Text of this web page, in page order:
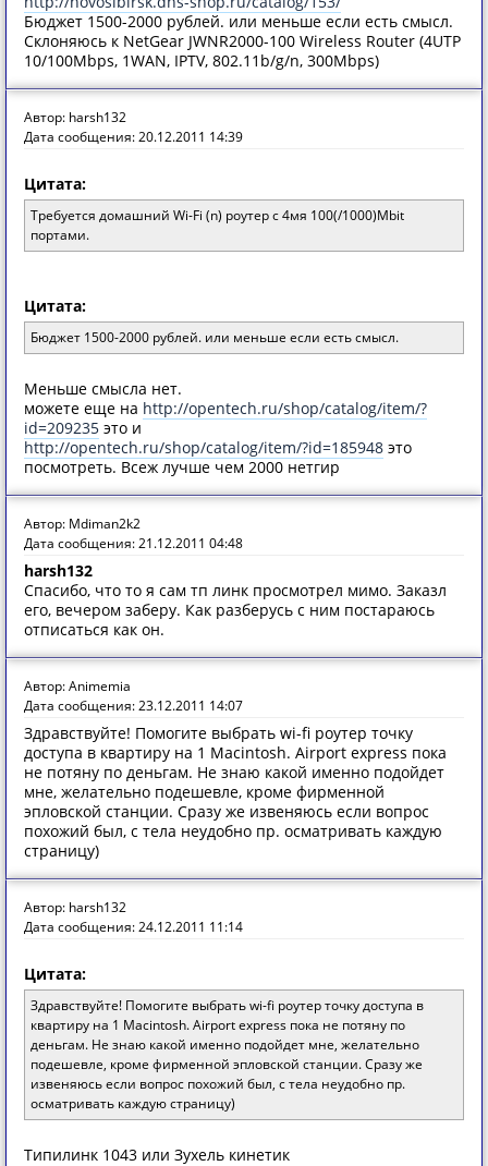
Бюджет 1500-2000 рублей. или меньше если есть смысл.
Склоняюсь к NetGear JWNR2000-100 Wireless Router (4UTP
10/100Mbps, 1WAN, IPTV, 802.11b/g/n, 300Mbps)
Автор: harsh132
Дата сообщения: 20.12.2011 14:39
Цитата:
Требуется домашний Wi-Fi (n) роутер с 4мя 100(/1000)Mbit
портами.
Цитата:
Бюджет 1500-2000 рублей. или меньше если есть смысл.
Меньше смысла нет.
можете еще на http://opentech.ru/shop/catalog/item/?
id=209235 это и
http://opentech.ru/shop/catalog/item/?id=185948 это
посмотреть. Всеж лучше чем 2000 нетгир
Автор: Mdiman2k2
Дата сообщения: 21.12.2011 04:48
harsh132
Спасибо, что то я сам тп линк просмотрел мимо. Заказл
его, вечером заберу. Как разберусь с ним постараюсь
отписаться как он.
Автор: Animemia
Дата сообщения: 23.12.2011 14:07
Здравствуйте! Помогите выбрать wi-fi роутер точку
доступа в квартиру на 1 Macintosh. Airport express пока
не потяну по деньгам. Не знаю какой именно подойдет
мне, желательно подешевле, кроме фирменной
эпловской станции. Сразу же извеняюсь если вопрос
похожий был, с тела неудобно пр. осматривать каждую
страницу)
Автор: harsh132
Дата сообщения: 24.12.2011 11:14
Цитата:
Здравствуйте! Помогите выбрать wi-fi роутер точку доступа в
квартиру на 1 Macintosh. Airport express пока не потяну по
деньгам. Не знаю какой именно подойдет мне, желательно
подешевле, кроме фирменной эпловской станции. Сразу же
извеняюсь если вопрос похожий был, с тела неудобно пр.
осматривать каждую страницу)
Типилинк 1043 или Зухель кинетик